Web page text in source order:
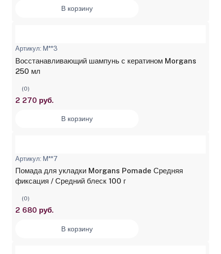
В корзину
Артикул: M**3
Восстанавливающий шампунь с кератином Morgans
250 мл
(0)
2 270 руб.
В корзину
Артикул: M**7
Помада для укладки Morgans Pomade Средняя
фиксация / Средний блеск 100 г
(0)
2 680 руб.
В корзину